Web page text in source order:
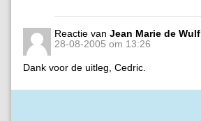
Reactie van Jean Marie de Wulf
28-08-2005 om 13:26
Dank voor de uitleg, Cedric.